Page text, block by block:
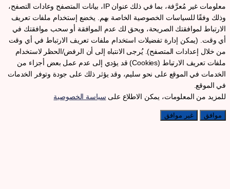
معلومات غير مُعرَّفة، بما في ذلك عنوان IP، بيانات المتصفح وعادات التصفح،
وذلك وفقًا للسياسات الخصوصية الخاصة بهم. يخضع إستخدام ملفات تعريف
الارتباط لموافقتك الصريحة، ويحق لك عدم الموافقة أو سحب موافقتك في
أي وقت. (يمكن إدارة تفضيلات استخدام ملفات تعريف الارتباط في أي وقت
من خلال إعدادات المتصفح). يُرجى الانتباه إلى أن الرفض/الحظر لاستخدام
ملفات تعريف الارتباط (Cookies) قد يؤدي إلى عدم عمل بعض أجزاء من
الخدمات في الموقع على نحو سليم، وقد يؤثر ذلك على جودة وتوفر الخدمات
في الموقع.
للمزيد من المعلومات، يمكن الاطلاع على سياسة الخصوصية
موافق غير موافق